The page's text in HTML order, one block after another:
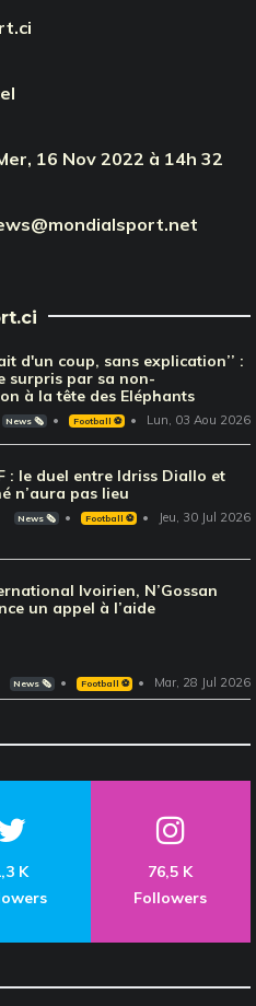
16 Nov 2022 à 14h 32
d'un coup, sans explication’’ :
surpris par sa non-
à la tête des Eléphants
News 🗞️ Football ⚽️ Lun, 03 Aou 2026
: le duel entre Idriss Diallo et
n’aura pas lieu
News 🗞️ Football ⚽️ Jeu, 30 Jul 2026
Ivoirien, N’Gossan
un appel à l’aide
News 🗞️ Football ⚽️ Mar, 28 Jul 2026
K
76,5 K
Followers